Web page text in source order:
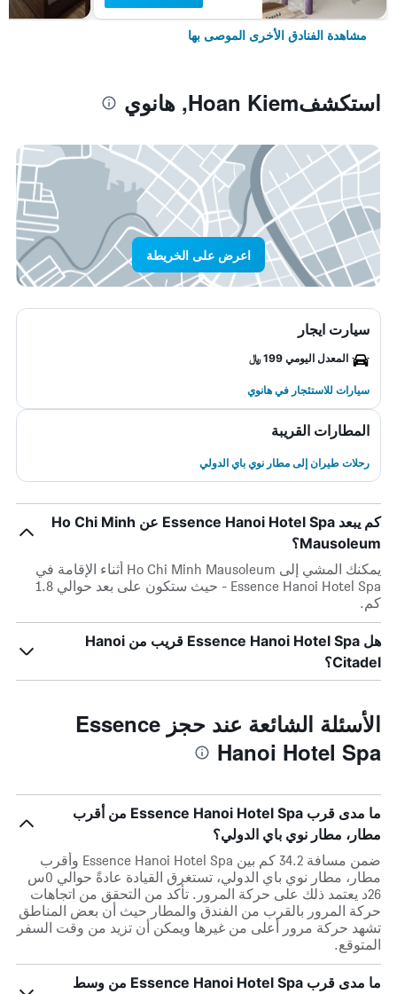
مشاهدة الفنادق الأخرى الموصى بها
استكشفHoan Kiem, هانوي
اعرض على الخريطة
سيارت ايجار
المعدل اليومي 199 ﷼
سيارات للاستئجار في هانوي
المطارات القريبة
رحلات طيران إلى مطار نوي باي الدولي
كم يبعد Essence Hanoi Hotel Spa عن Ho Chi Minh
Mausoleum؟
يمكنك المشي إلى Ho Chi Minh Mausoleum أثناء الإقامة في
Essence Hanoi Hotel Spa - حيث ستكون على بعد حوالي 1.8
كم.
هل Essence Hanoi Hotel Spa قريب من Hanoi
Citadel؟
الأسئلة الشائعة عند حجز Essence
Hanoi Hotel Spa
ما مدى قرب Essence Hanoi Hotel Spa من أقرب
مطار، مطار نوي باي الدولي؟
ضمن مسافة 34.2 كم بين Essence Hanoi Hotel Spa وأقرب
مطار، مطار نوي باي الدولي، تستغرق القيادة عادةً حوالي 0س
26د يعتمد ذلك على حركة المرور. تأكد من التحقق من اتجاهات
حركة المرور بالقرب من الفندق والمطار حيث أن بعض المناطق
تشهد حركة مرور أعلى من غيرها ويمكن أن تزيد من وقت السفر
المتوقع.
ما مدى قرب Essence Hanoi Hotel Spa من وسط